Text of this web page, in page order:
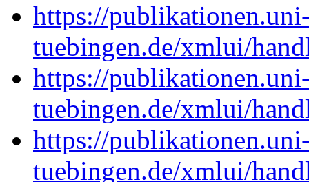
https://
tuebingen.de/xmlui/
https://
tuebingen.de/xmlui/
https://
tuebingen.de/xmlui/